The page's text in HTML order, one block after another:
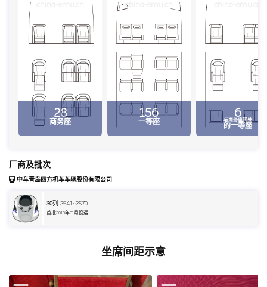
28
商务座
156
一等座
china-emu.cn
6
与商务座同处
的一等座
厂商及批次
中车青岛四方机车车辆股份有限公司
30列 2541~2570
首批2010年01月投运
坐席间距示意